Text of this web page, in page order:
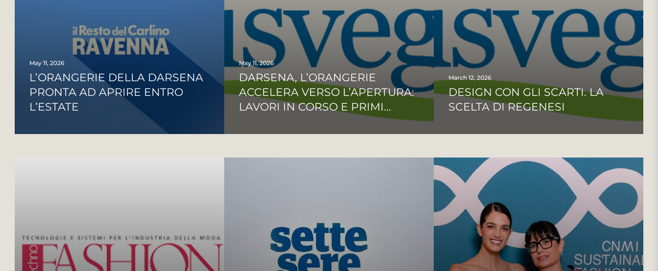
May 11, 2026
L’ORANGERIE DELLA DARSENA
PRONTA AD APRIRE ENTRO
L’ESTATE
May 11, 2026
DARSENA, L’ORANGERIE
ACCELERA VERSO L’APERTURA:
LAVORI IN CORSO E PRIMI...
March 12, 2026
DESIGN CON GLI SCARTI. LA
SCELTA DI REGENESI